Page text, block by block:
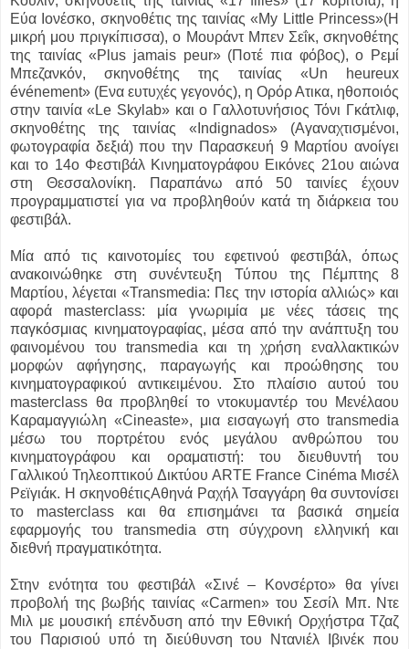
Εύα Ιονέσκο, σκηνοθέτις της ταινίας «My Little Princess»(Η
μικρή μου πριγκίπισσα), ο Μουράντ Μπεν Σεΐκ, σκηνοθέτης
της ταινίας «Plus jamais peur» (Ποτέ πια φόβος), ο Ρεμί
Μπεζανκόν, σκηνοθέτης της ταινίας «Un heureux
événement» (Ενα ευτυχές γεγονός), η Ορόρ Ατικα, ηθοποιός
στην ταινία «Le Skylab» και ο Γαλλοτυνήσιος Τόνι Γκάτλιφ,
σκηνοθέτης της ταινίας «Indignados» (Αγαναχτισμένοι,
φωτογραφία δεξιά) που την Παρασκευή 9 Μαρτίου ανοίγει
και το 14ο Φεστιβάλ Κινηματογράφου Εικόνες 21ου αιώνα
στη Θεσσαλονίκη. Παραπάνω από 50 ταινίες έχουν
προγραμματιστεί για να προβληθούν κατά τη διάρκεια του
φεστιβάλ.
Μία από τις καινοτομίες του εφετινού φεστιβάλ, όπως
ανακοινώθηκε στη συνέντευξη Τύπου της Πέμπτης 8
Μαρτίου, λέγεται «Transmedia: Πες την ιστορία αλλιώς» και
αφορά masterclass: μία γνωριμία με νέες τάσεις της
παγκόσμιας κινηματογραφίας, μέσα από την ανάπτυξη του
φαινομένου του transmedia και τη χρήση εναλλακτικών
μορφών αφήγησης, παραγωγής και προώθησης του
κινηματογραφικού αντικειμένου. Στο πλαίσιο αυτού του
masterclass θα προβληθεί το ντοκυμαντέρ του Μενέλαου
Καραμαγγιώλη «Cineaste», μια εισαγωγή στο transmedia
μέσω του πορτρέτου ενός μεγάλου ανθρώπου του
κινηματογράφου και οραματιστή: του διευθυντή του
Γαλλικού Τηλεοπτικού Δικτύου ARTE France Cinéma Μισέλ
Ρεϊγιάκ. Η σκηνοθέτιςΑθηνά Ραχήλ Τσαγγάρη θα συντονίσει
το masterclass και θα επισημάνει τα βασικά σημεία
εφαρμογής του transmedia στη σύγχρονη ελληνική και
διεθνή πραγματικότητα.
Στην ενότητα του φεστιβάλ «Σινέ – Κονσέρτο» θα γίνει
προβολή της βωβής ταινίας «Carmen» του Σεσίλ Μπ. Ντε
Μιλ με μουσική επένδυση από την Εθνική Ορχήστρα Τζαζ
του Παρισιού υπό τη διεύθυνση του Ντανιέλ Ιβινέκ που